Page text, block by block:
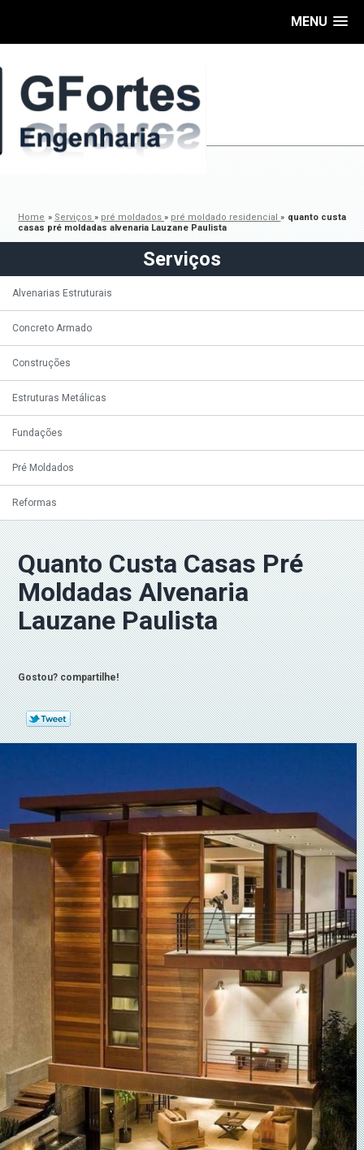
MENU
Home » Serviços » pré moldados» pré moldado residencial» quanto custa
casas pré moldadas alvenaria Lauzane Paulista
Serviços
Alvenarias Estruturais
Concreto Armado
Construções
Estruturas Metálicas
Fundações
Pré Moldados
Reformas
Quanto Custa Casas Pré
Moldadas Alvenaria
Lauzane Paulista
Gostou? compartilhe!